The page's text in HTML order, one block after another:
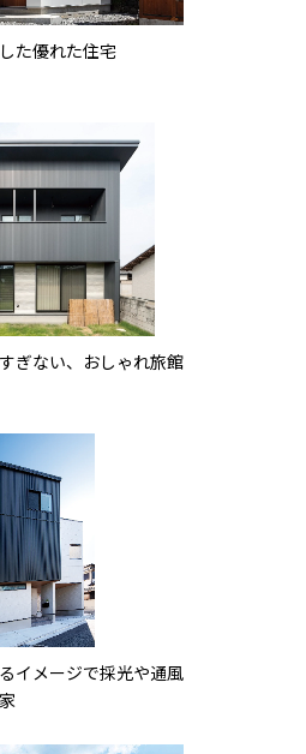
た優れた住宅
ぎない、おしゃれ旅館
イメージで採光や通風